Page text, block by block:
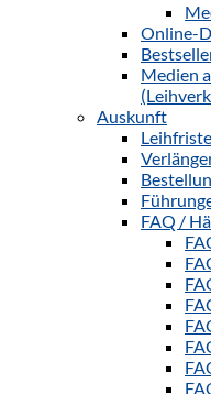
Online-
Medien
Auskunft
FAQ /